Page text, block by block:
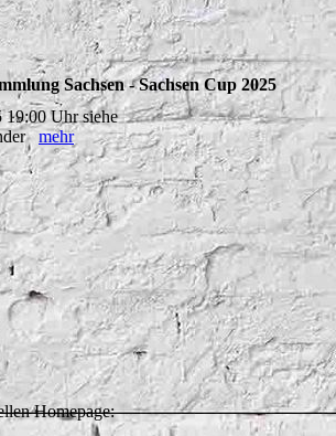
Sachsen - Sachsen Cup 2025
Uhr siehe
mehr
Homepage: